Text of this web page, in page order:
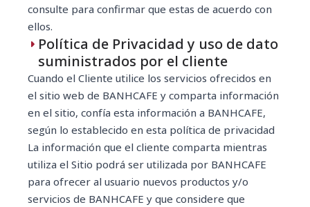
consulte para confirmar que estas de acuerdo con
ellos.
Política de Privacidad y uso de dato
suministrados por el cliente
Cuando el Cliente utilice los servicios ofrecidos en
el sitio web de BANHCAFE y comparta información
en el sitio, confía esta información a BANHCAFE,
según lo establecido en esta política de privacidad
La información que el cliente comparta mientras
utiliza el Sitio podrá ser utilizada por BANHCAFE
para ofrecer al usuario nuevos productos y/o
servicios de BANHCAFE y que considere que